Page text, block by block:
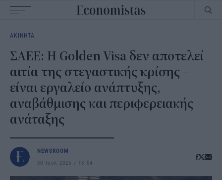
navigation
ΑΚΙΝΗΤΑ
ΣΑΕΕ: Η Golden Visa δεν αποτελεί
αιτία της στεγαστικής κρίσης –
είναι εργαλείο ανάπτυξης,
αναβάθμισης και περιφερειακής
ανάταξης
NEWSROOM
30 Ιουλ 2025
13:04